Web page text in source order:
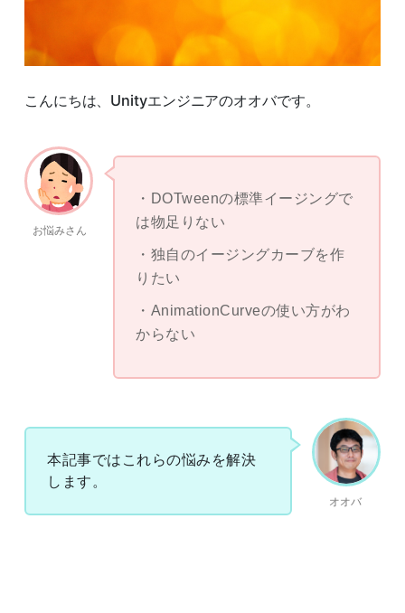
こんにちは、Unityエンジニアのオオバです。
お悩みさん
DOTweenの標準イージングで
は物足りない
独自のイージングカーブを作
りたい
AnimationCurveの使い方がわ
からない
オオバ
本記事ではこれらの悩みを解決
します。